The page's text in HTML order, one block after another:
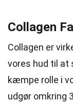
Collagen
Collagen er
vores hud til at
kæmpe rolle i
udgør omkring